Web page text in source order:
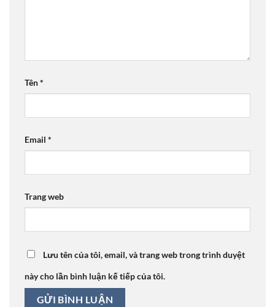
Tên*
Email *
Trang web
Lưu tên của tôi, email, và trang web trong trình duyệt
này cho lần bình luận kế tiếp của tôi.